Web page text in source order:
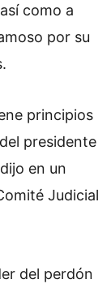
como a
por su
principios
presidente
en un
Judicial
del perdón